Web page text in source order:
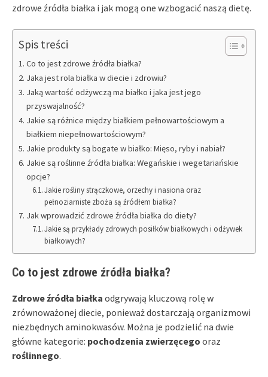
zdrowe źródła białka i jak mogą one wzbogacić naszą dietę.
Spis treści
Co to jest zdrowe źródła białka?
Jaka jest rola białka w diecie i zdrowiu?
Jaką wartość odżywczą ma białko i jaka jest jego
przyswajalność?
Jakie są różnice między białkiem pełnowartościowym a
białkiem niepełnowartościowym?
Jakie produkty są bogate w białko: Mięso, ryby i nabiał?
Jakie są roślinne źródła białka: Wegańskie i wegetariańskie
opcje?
Jakie rośliny strączkowe, orzechy i nasiona oraz
pełnoziarniste zboża są źródłem białka?
Jak wprowadzić zdrowe źródła białka do diety?
Jakie są przykłady zdrowych posiłków białkowych i odżywek
białkowych?
Co to jest zdrowe źródła białka?
Zdrowe źródła białka odgrywają kluczową rolę w
zrównoważonej diecie, ponieważ dostarczają organizmowi
niezbędnych aminokwasów. Można je podzielić na dwie
główne kategorie: pochodzenia zwierzęcego oraz
roślinnego.